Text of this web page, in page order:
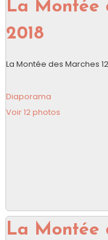
La Montée
2018
La Montée des Marches
Diaporama
Voir 12 photos
La Montée